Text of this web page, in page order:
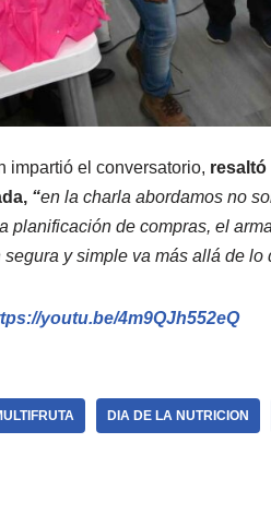
impartió el conversatorio, resaltó
“en la charla abordamos no
planificación de compras, el
y simple va más allá de lo
youtu.be/4m9QJh552eQ
DIA DE LA NUTRICION